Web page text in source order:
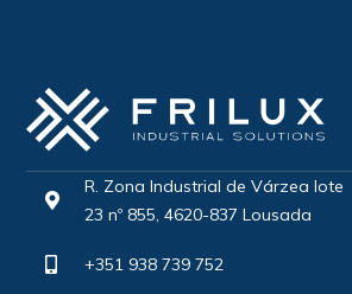
R. Zona Industrial de Várzea lote
23 nº 855, 4620-837 Lousada
+351 938 739 752